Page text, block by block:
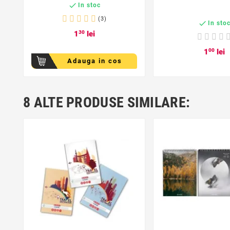
 In stoc
(3)
130lei
Adauga in cos
 In stoc
100lei
8 ALTE PRODUSE SIMILARE: